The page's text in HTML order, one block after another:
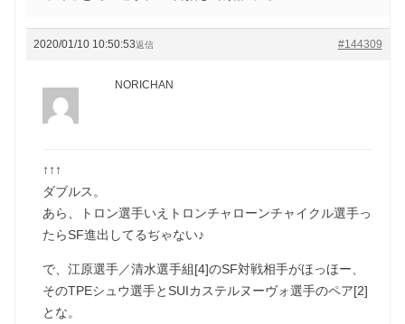
2020/01/10 10:50:53 #144309
返信
NORICHAN
↑↑↑
ダブルス。
あら、トロン選手いえトロンチャローンチャイクル選手っ
たらSF進出してるぢゃない♪
で、江原選手／清水選手組[4]のSF対戦相手がほっほー、
そのTPEシュウ選手とSUIカステルヌーヴォ選手のペア[2]
とな。